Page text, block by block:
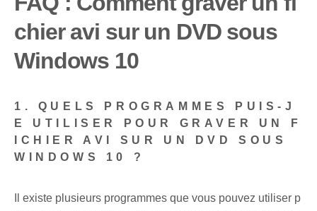
chier avi sur un DVD sous
Windows 10
1. QUELS PROGRAMMES PUIS-J
E UTILISER POUR GRAVER UN F
ICHIER AVI SUR UN DVD SOUS
WINDOWS 10 ?
Il existe plusieurs programmes que vous pouvez utiliser p